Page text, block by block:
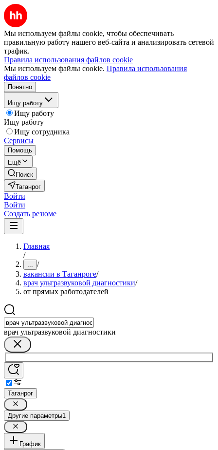
Мы используем файлы cookie, чтобы обеспечивать
правильную работу нашего веб-сайта и анализировать сетевой
трафик.
Правила использования файлов cookie
Мы используем файлы cookie. Правила использования
файлов cookie
Понятно
Ищу работу
Ищу работу
Ищу работу
Ищу сотрудника
Сервисы
Помощь
Ещё
Поиск
Таганрог
Войти
Войти
Создать резюме
Главная
/
... /
вакансии в Таганроге/
врач ультразвуковой диагностики/
от прямых работодателей
врач ультразвуковой диагностики
Таганрог
Другие параметры1
График